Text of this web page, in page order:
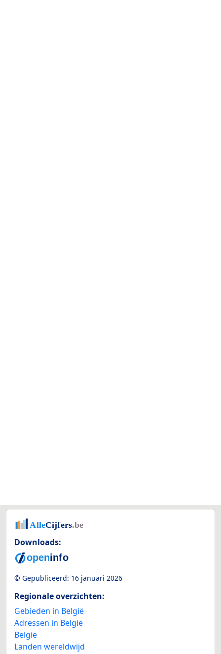
Downloads:
© Gepubliceerd: 16 januari 2026
Regionale overzichten:
Gebieden in België
Adressen in België
België
Landen wereldwijd